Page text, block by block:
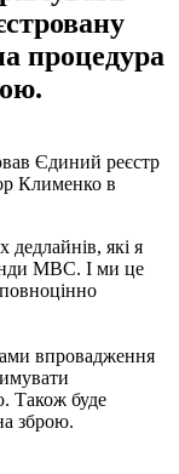
процедура
Єдиний реєстр
Клименко в
які я
МВС. І ми це
впровадження
Також буде
зброю.